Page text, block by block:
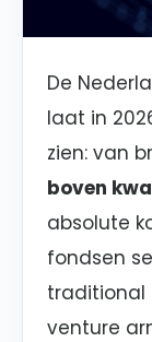
De
laat in
zien: van
boven
absolute
fondsen
traditional
venture